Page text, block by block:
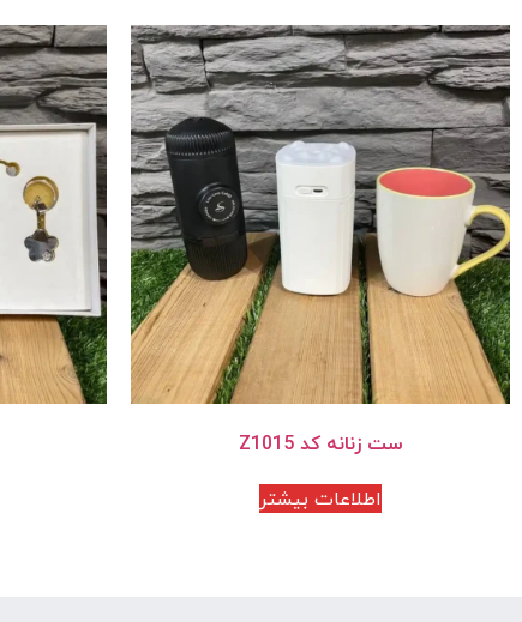
ست زنانه کد Z1015
اطلاعات بیشتر